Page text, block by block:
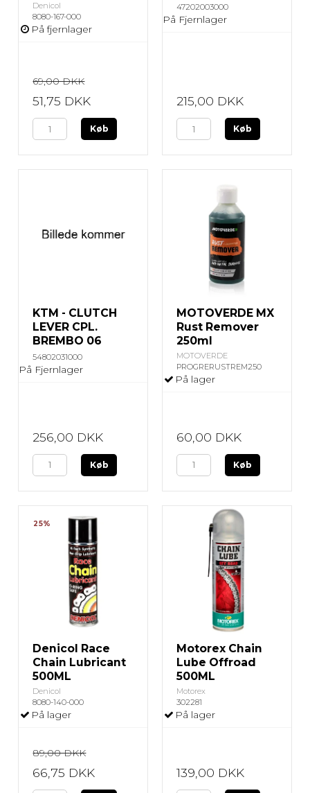
Denicol
8080-167-000
På fjernlager
69,00 DKK
51,75 DKK
Køb
47202003000
På Fjernlager
215,00 DKK
Køb
KTM - CLUTCH
LEVER CPL.
BREMBO 06
54802031000
På Fjernlager
256,00 DKK
Køb
MOTOVERDE MX
Rust Remover
250ml
MOTOVERDE
PROGRERUSTREM250
På lager
60,00 DKK
Køb
25%
Denicol Race
Chain Lubricant
500ML
Denicol
8080-140-000
På lager
89,00 DKK
66,75 DKK
Motorex Chain
Lube Offroad
500ML
Motorex
302281
På lager
139,00 DKK